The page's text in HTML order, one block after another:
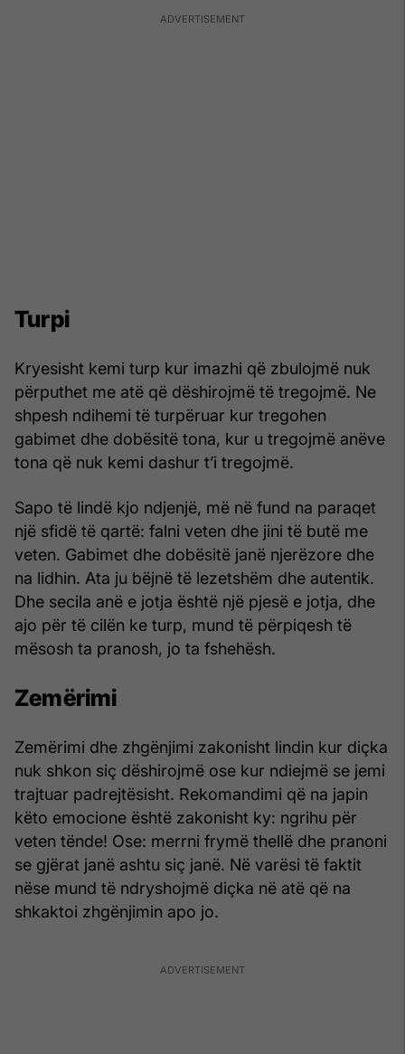
Turpi
Kryesisht kemi turp kur imazhi që zbulojmë nuk
përputhet me atë që dëshirojmë të tregojmë. Ne
shpesh ndihemi të turpëruar kur tregohen
gabimet dhe dobësitë tona, kur u tregojmë anëve
tona që nuk kemi dashur t’i tregojmë.
Sapo të lindë kjo ndjenjë, më në fund na paraqet
një sfidë të qartë: falni veten dhe jini të butë me
veten. Gabimet dhe dobësitë janë njerëzore dhe
na lidhin. Ata ju bëjnë të lezetshëm dhe autentik.
Dhe secila anë e jotja është një pjesë e jotja, dhe
ajo për të cilën ke turp, mund të përpiqesh të
mësosh ta pranosh, jo ta fshehësh.
Zemërimi
Zemërimi dhe zhgënjimi zakonisht lindin kur diçka
nuk shkon siç dëshirojmë ose kur ndiejmë se jemi
trajtuar padrejtësisht. Rekomandimi që na japin
këto emocione është zakonisht ky: ngrihu për
veten tënde! Ose: merrni frymë thellë dhe pranoni
se gjërat janë ashtu siç janë. Në varësi të faktit
nëse mund të ndryshojmë diçka në atë që na
shkaktoi zhgënjimin apo jo.